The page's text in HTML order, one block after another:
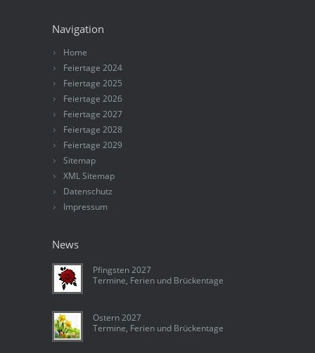
Navigation
Home
Feiertage 2024
Feiertage 2025
Feiertage 2026
Feiertage 2027
Feiertage 2028
Feiertage 2029
Sitemap
XML Sitemap
Datenschutz
Impressum
News
Pfingsten 2027
Termine, Ferien und Brückentage
Ostern 2027
Termine, Ferien und Brückentage